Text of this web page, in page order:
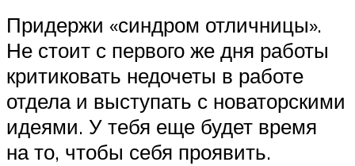
Придержи «синдром отличницы».
Не стоит с первого же дня работы
критиковать недочеты в работе
отдела и выступать с новаторскими
идеями. У тебя еще будет время
на то, чтобы себя проявить.